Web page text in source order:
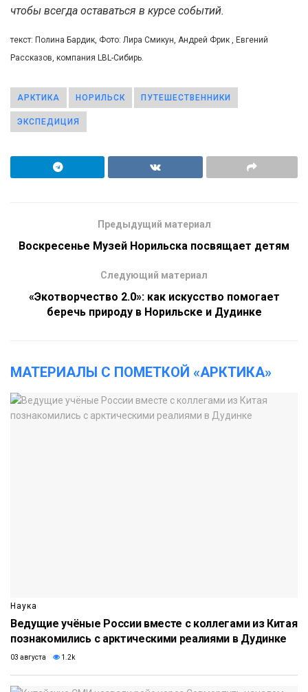
чтобы всегда оставаться в курсе событий.
текст: Полина Бардик, Фото: Лира Смикун, Андрей Фрик , Евгений
Рассказов, компания LBL-Сибирь.
АРКТИКА НОРИЛЬСК ПУТЕШЕСТВЕННИКИ
ЭКСПЕДИЦИЯ
Предыдущий материал
Воскресенье Музей Норильска посвящает детям
Следующий материал
«Экотворчество 2.0»: как искусство помогает
беречь природу в Норильске и Дудинке
МАТЕРИАЛЫ С ПОМЕТКОЙ «АРКТИКА»
Наука
Ведущие учёные России вместе с коллегами из Китая
познакомились с арктическими реалиями в Дудинке
03 августа 1.2k